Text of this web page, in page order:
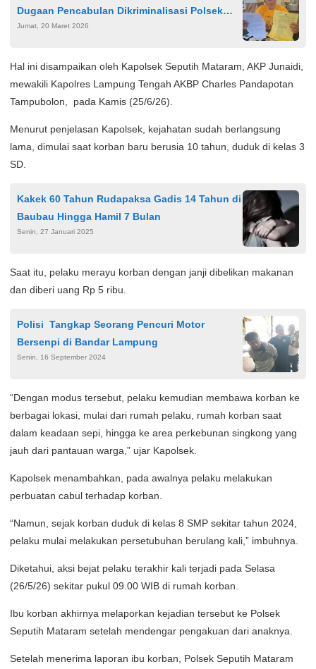
Dugaan Pencabulan Dikriminalisasi Polsek
Kandis
Jumat, 20 Maret 2026
Hal ini disampaikan oleh Kapolsek Seputih Mataram, AKP Junaidi,
mewakili Kapolres Lampung Tengah AKBP Charles Pandapotan
Tampubolon, pada Kamis (25/6/26).
Menurut penjelasan Kapolsek, kejahatan sudah berlangsung
lama, dimulai saat korban baru berusia 10 tahun, duduk di kelas 3
SD.
Kakek 60 Tahun Rudapaksa Gadis 14 Tahun di
Baubau Hingga Hamil 7 Bulan
Senin, 27 Januari 2025
Saat itu, pelaku merayu korban dengan janji dibelikan makanan
dan diberi uang Rp 5 ribu.
Polisi Tangkap Seorang Pencuri Motor
Bersenpi di Bandar Lampung
Senin, 16 September 2024
“Dengan modus tersebut, pelaku kemudian membawa korban ke
berbagai lokasi, mulai dari rumah pelaku, rumah korban saat
dalam keadaan sepi, hingga ke area perkebunan singkong yang
jauh dari pantauan warga,” ujar Kapolsek.
Kapolsek menambahkan, pada awalnya pelaku melakukan
perbuatan cabul terhadap korban.
“Namun, sejak korban duduk di kelas 8 SMP sekitar tahun 2024,
pelaku mulai melakukan persetubuhan berulang kali,” imbuhnya.
Diketahui, aksi bejat pelaku terakhir kali terjadi pada Selasa
(26/5/26) sekitar pukul 09.00 WIB di rumah korban.
Ibu korban akhirnya melaporkan kejadian tersebut ke Polsek
Seputih Mataram setelah mendengar pengakuan dari anaknya.
Setelah menerima laporan ibu korban, Polsek Seputih Mataram